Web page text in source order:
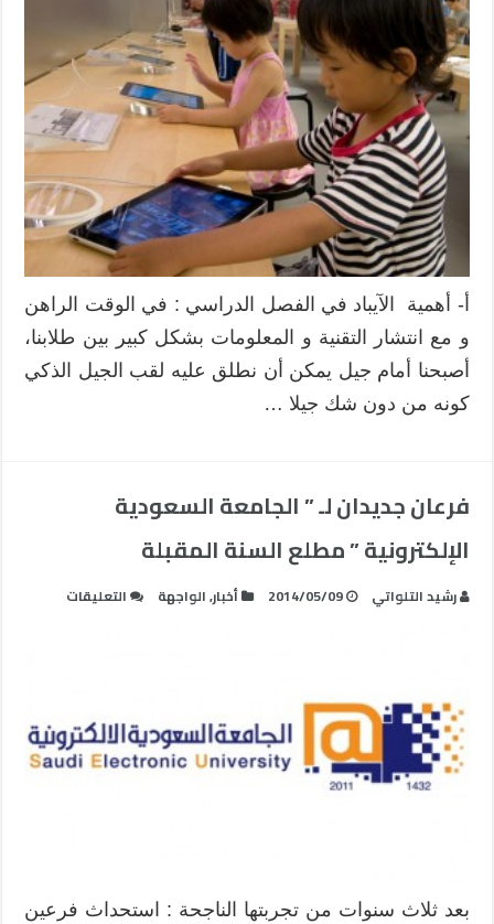
الفصل
الدراسي
مغلقة
أ- أهمية الآيباد في الفصل الدراسي : في الوقت الراهن
و مع انتشار التقنية و المعلومات بشكل كبير بين طلابنا،
أصبحنا أمام جيل يمكن أن نطلق عليه لقب الجيل الذكي
كونه من دون شك جيلا …
فرعان جديدان لـ ” الجامعة السعودية
الإلكترونية ” مطلع السنة المقبلة
رشيد التلواتي 2014/05/09 أخبار,الواجهة التعليقات
الجامعة
السعودية
الإلكترونية
بعد ثلاث سنوات من تجربتها الناجحة : استحداث فرعين